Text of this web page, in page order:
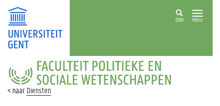
ZOEK MENU
FACULTEIT
POLITIEKE
EN
SOCIALEDiensten